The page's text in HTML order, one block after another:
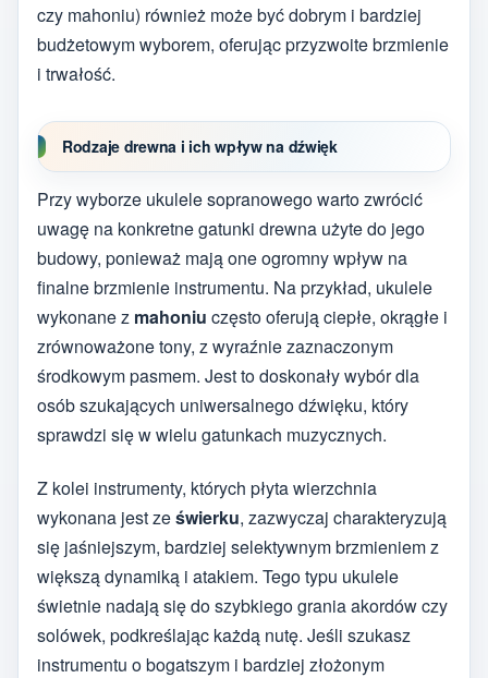
czy mahoniu) również może być dobrym i bardziej
budżetowym wyborem, oferując przyzwoite brzmienie
i trwałość.
Rodzaje drewna i ich wpływ na dźwięk
Przy wyborze ukulele sopranowego warto zwrócić
uwagę na konkretne gatunki drewna użyte do jego
budowy, ponieważ mają one ogromny wpływ na
finalne brzmienie instrumentu. Na przykład, ukulele
wykonane z mahoniu często oferują ciepłe, okrągłe i
zrównoważone tony, z wyraźnie zaznaczonym
środkowym pasmem. Jest to doskonały wybór dla
osób szukających uniwersalnego dźwięku, który
sprawdzi się w wielu gatunkach muzycznych.
Z kolei instrumenty, których płyta wierzchnia
wykonana jest ześwierku, zazwyczaj charakteryzują
się jaśniejszym, bardziej selektywnym brzmieniem z
większą dynamiką i atakiem. Tego typu ukulele
świetnie nadają się do szybkiego grania akordów czy
solówek, podkreślając każdą nutę. Jeśli szukasz
instrumentu o bogatszym i bardziej złożonym